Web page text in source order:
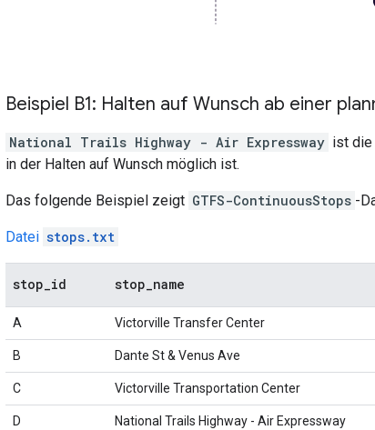
Beispiel B1: Halten auf Wunsch ab einer
National Trails Highway - Air Expressway ist die
in der Halten auf Wunsch möglich ist.
Das folgende Beispiel zeigt GTFS-ContinuousStops -
Datei stops.txt
stop id stop name
A Victorville Transfer Center
B Dante St & Venus Ave
C Victorville Transportation Center
D National Trails Highway - Air Expressway